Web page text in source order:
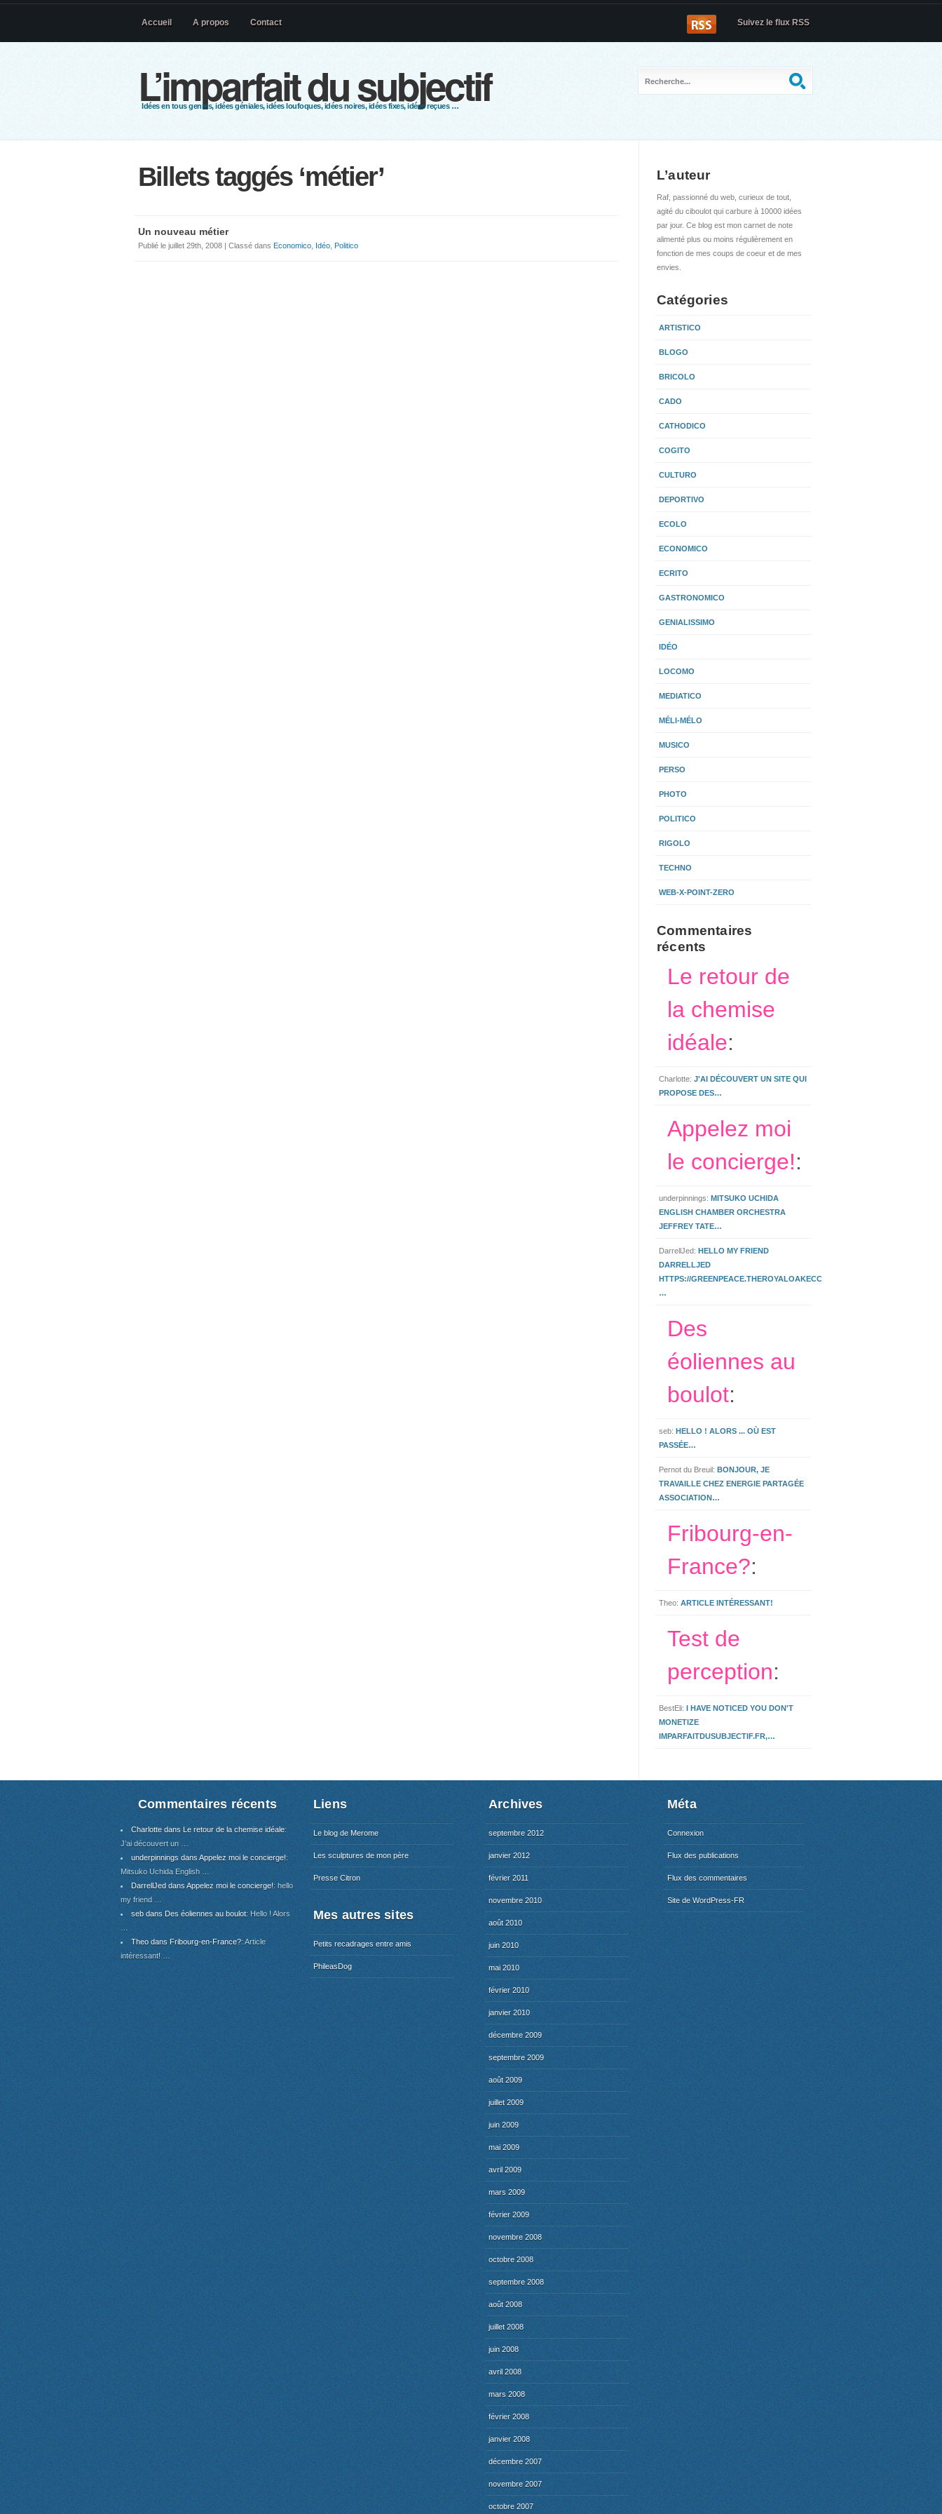
L’imparfait du subjectif
Idées en tous genres, idées géniales, idées loufoques, idées noires, idées fixes, idées reçues …
Accueil A propos Contact Suivez le flux RSS
Billets taggés ‘métier’
Un nouveau métier
Publié le juillet 29th, 2008 | Classé dans Economico Idéo Politico
L’auteur
Raf, passionné du web, curieux de tout,
agité du ciboulot qui carbure à 10000 idées
par jour. Ce blog est mon carnet de note
alimenté plus ou moins régulièrement en
fonction de mes coups de coeur et de mes
envies.
Catégories
ARTISTICO
BLOGO
BRICOLO
CADO
CATHODICO
COGITO
CULTURO
DEPORTIVO
ECOLO
ECONOMICO
ECRITO
GASTRONOMICO
GENIALISSIMO
IDÉO
LOCOMO
MEDIATICO
MÉLI-MÉLO
MUSICO
PERSO
PHOTO
POLITICO
RIGOLO
TECHNO
WEB-X-POINT-ZERO
Commentaires
récents
Le retour de
la chemise
idéale:
Charlotte: J'AI DÉCOUVERT UN SITE QUI
PROPOSE DES…
Appelez moi
le concierge!:
underpinnings: MITSUKO UCHIDA
ENGLISH CHAMBER ORCHESTRA
JEFFREY TATE…
DarrellJed: HELLO MY FRIEND
DARRELLJED
HTTPS://GREENPEACE.THEROYALOAKECCLESHALL.CO.UK/3.HTML
…
Des
éoliennes au
boulot:
seb: HELLO ! ALORS ... OÙ EST
PASSÉE…
Pernot du Breuil: BONJOUR, JE
TRAVAILLE CHEZ ENERGIE PARTAGÉE
ASSOCIATION…
Fribourg-en-
France?:
Theo: ARTICLE INTÉRESSANT!
Test de
perception:
BestEli: I HAVE NOTICED YOU DON'T
MONETIZE
IMPARFAITDUSUBJECTIF.FR,…
Commentaires récents
Charlotte dans Le retour de la chemise idéale:
J’ai découvert un …
underpinnings dans Appelez moi le concierge!:
Mitsuko Uchida English …
DarrellJed dans Appelez moi le concierge!: hello
my friend …
seb dans Des éoliennes au boulot: Hello ! Alors
Theo dans Fribourg-en-France?: Article
intéressant! …
Liens
Le blog de Merome
Les sculptures de mon père
Presse Citron
Mes autres sites
Petits recadrages entre amis
PhileasDog
Archives
septembre 2012
janvier 2012
février 2011
novembre 2010
août 2010
juin 2010
mai 2010
février 2010
janvier 2010
décembre 2009
septembre 2009
août 2009
juillet 2009
juin 2009
mai 2009
avril 2009
mars 2009
février 2009
novembre 2008
octobre 2008
septembre 2008
août 2008
juillet 2008
juin 2008
avril 2008
mars 2008
février 2008
janvier 2008
décembre 2007
novembre 2007
octobre 2007
Méta
Connexion
Flux des publications
Flux des commentaires
Site de WordPress-FR